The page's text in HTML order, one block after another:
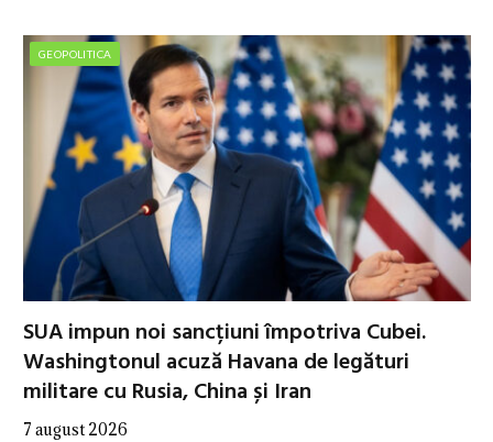
GEOPOLITICA
SUA impun noi sancțiuni împotriva Cubei.
Washingtonul acuză Havana de legături
militare cu Rusia, China și Iran
7 august 2026